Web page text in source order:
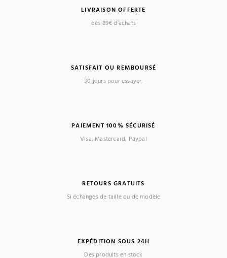
LIVRAISON OFFERTE
dès 89€ d’achats
SATISFAIT OU REMBOURSÉ
30 jours pour essayer.
PAIEMENT 100% SÉCURISÉ
Visa, Mastercard, Paypal
RETOURS GRATUITS
Si échanges de taille ou de modèle
EXPÉDITION SOUS 24H
Des produits en stock